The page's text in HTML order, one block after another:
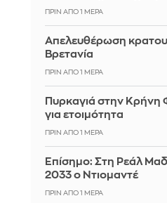
ΠΡΙΝ ΑΠΌ 1 ΜΈΡΑ
Απελευθέρωση
Βρετανία
ΠΡΙΝ ΑΠΌ 1 ΜΈΡΑ
Πυρκαγιά στην Κρήνη
για ετοιμότητα
ΠΡΙΝ ΑΠΌ 1 ΜΈΡΑ
Επίσημο: Στη Ρεάλ
2033 ο Ντιομαντέ
ΠΡΙΝ ΑΠΌ 1 ΜΈΡΑ